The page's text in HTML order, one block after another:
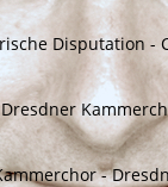
Disputation -
-